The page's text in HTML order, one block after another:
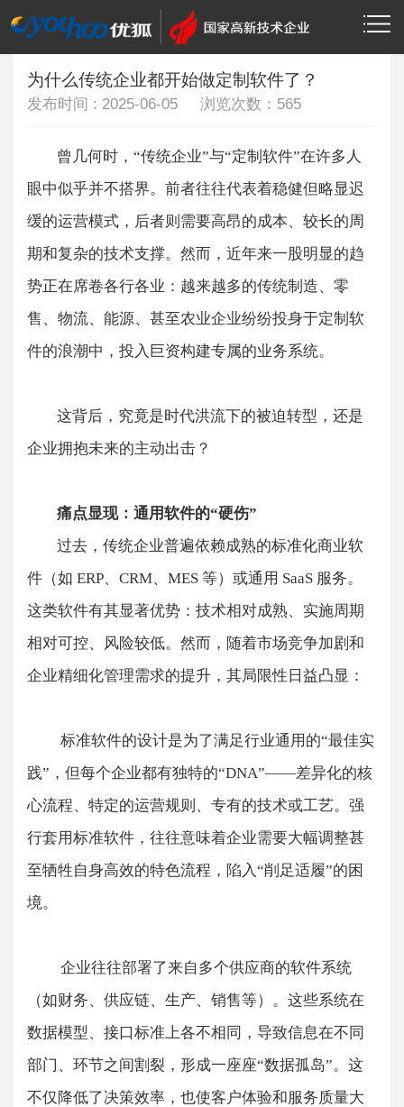
当前位置：首页 >技术资讯>软件开发
为什么传统企业都开始做定制软件了？
发布时间 : 2025-06-05 浏览次数： 565
曾几何时，“传统企业”与“定制软件”在许多人
眼中似乎并不搭界。前者往往代表着稳健但略显迟
缓的运营模式，后者则需要高昂的成本、较长的周
期和复杂的技术支撑。然而，近年来一股明显的趋
势正在席卷各行各业：越来越多的传统制造、零
售、物流、能源、甚至农业企业纷纷投身于定制软
件的浪潮中，投入巨资构建专属的业务系统。
这背后，究竟是时代洪流下的被迫转型，还是
企业拥抱未来的主动出击？
​​痛点显现：通用软件的“硬伤”​
过去，传统企业普遍依赖成熟的标准化商业软
件（如 ERP、CRM、MES 等）或通用 SaaS 服务。
这类软件有其显著优势：技术相对成熟、实施周期
相对可控、风险较低。然而，随着市场竞争加剧和
企业精细化管理需求的提升，其局限性日益凸显：
​​​​ 标准软件的设计是为了满足行业通用的“最佳实
践”，但每个企业都有独特的“DNA”——差异化的核
心流程、特定的运营规则、专有的技术或工艺。强
行套用标准软件，往往意味着企业需要大幅调整甚
至牺牲自身高效的特色流程，陷入“削足适履”的困
境。
​ 企业往往部署了来自多个供应商的软件系统
（如财务、供应链、生产、销售等）。这些系统在
数据模型、接口标准上各不相同，导致信息在不同
部门、环节之间割裂，形成一座座“数据孤岛”。这
不仅降低了决策效率，也使客户体验和服务质量大